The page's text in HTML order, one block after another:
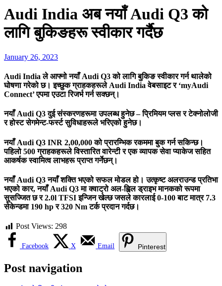
Audi India अब नयाँ Audi Q3 को
लागि बुकिङहरू स्वीकार गर्दैछ
January 26, 2023
Audi India ले आफ्नो नयाँ Audi Q3 को लागि बुकिङ स्वीकार गर्न थालेको
घोषणा गरेको छ। इच्छुक ग्राहकहरूले Audi India वेबसाइट र ‘myAudi
Connect’ एपमा एउटा रिजर्भ गर्न सक्छन्।
नयाँ Audi Q3 दुई संस्करणहरूमा उपलब्ध हुनेछ – प्रिमियम प्लस र टेक्नोलोजी
र होस्ट सेगमेन्ट-फर्स्ट सुविधाहरूले भरिएको हुनेछ।
नयाँ Audi Q3 INR 2,00,000 को प्रारम्भिक रकममा बुक गर्न सकिन्छ।
पहिलो 500 ग्राहकहरूले विस्तारित वारेन्टी र एक व्यापक सेवा प्याकेज सहित
आकर्षक स्वामित्व लाभहरू प्राप्त गर्नेछन्।
नयाँ Audi Q3 नयाँ शक्ति भएको सफल मोडल हो। उत्कृष्ट अलराउन्ड प्रतिभा
भएको कार, नयाँ Audi Q3 मा क्वाट्रो अल-ह्विल ड्राइभ मानकको रूपमा
सुसज्जित छ र 2.0l TFSI इन्जिन खेल्छ जसले कारलाई 0-100 बाट मात्र 7.3
सेकेन्डमा 190 hp र 320 Nm टर्क प्रदान गर्दछ।
Post Views: 298
Facebook X Email Pinterest
Post navigation